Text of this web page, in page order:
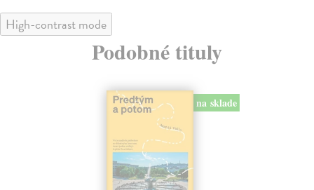
High-contrast mode
Podobné tituly